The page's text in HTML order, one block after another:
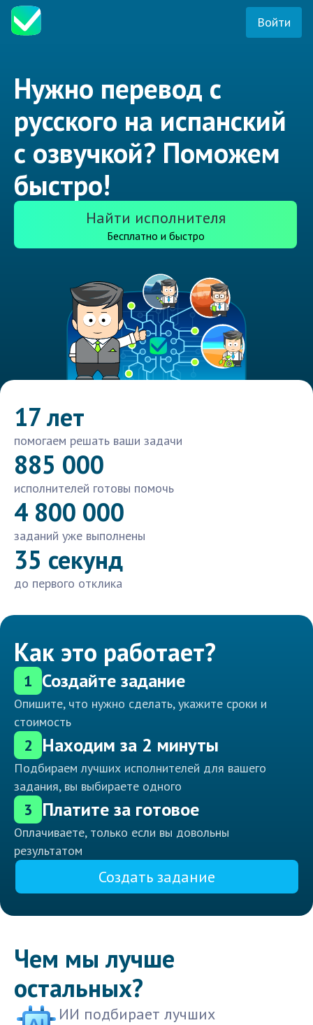
Войти
Нужно перевод с
русского на испанский
с озвучкой? Поможем
быстро!
Найти исполнителя
Бесплатно и быстро
17 лет
помогаем решать ваши задачи
885 000
исполнителей готовы помочь
4 800 000
заданий уже выполнены
35 секунд
до первого отклика
Как это работает?
1 Создайте задание
Опишите, что нужно сделать, укажите сроки и
стоимость
2 Находим за 2 минуты
Подбираем лучших исполнителей для вашего
задания, вы выбираете одного
3 Платите за готовое
Оплачиваете, только если вы довольны
результатом
Создать задание
Чем мы лучше
остальных?
ИИ подбирает лучших